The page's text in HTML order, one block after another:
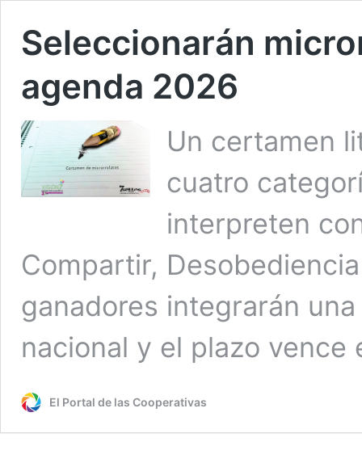
Seleccionarán
agenda 2026
Un certamen
cuatro
interpreten
Compartir,
ganadores integrarán
nacional y el plazo
El Portal de las Cooperativas